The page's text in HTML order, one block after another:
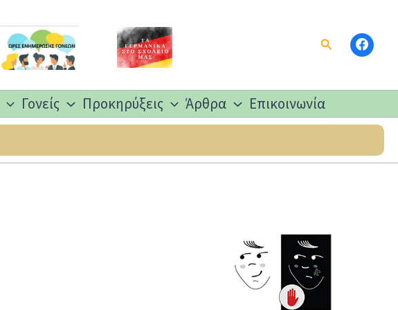
Αναζήτηση
Γονείς Προκηρύξεις Άρθρα Επικοινωνία